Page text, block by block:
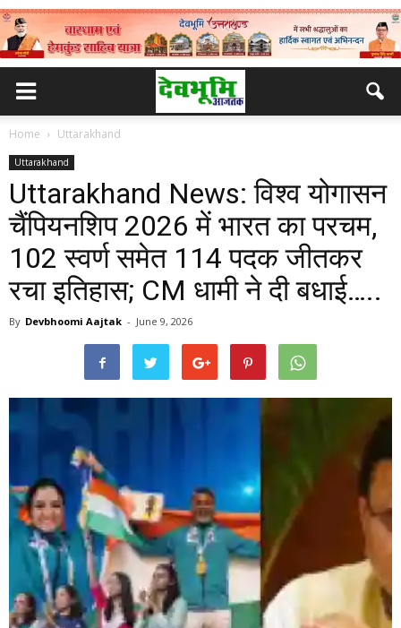
Home Uttarakhand
Uttarakhand
Uttarakhand News: विश्व योगासन
चैंपियनशिप 2026 में भारत का परचम,
102 स्वर्ण समेत 114 पदक जीतकर
रचा इतिहास; CM धामी ने दी बधाई…..
By Devbhoomi Aajtak - June 9, 2026